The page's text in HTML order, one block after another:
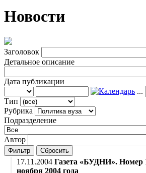
Новости
Заголовок
Детальное описание
Дата публикации
...
Тип
Рубрика
Подразделение
Автор
Фильтр Сбросить
17.11.2004 Газета «БУДНИ». Номер
ноября 2004 года